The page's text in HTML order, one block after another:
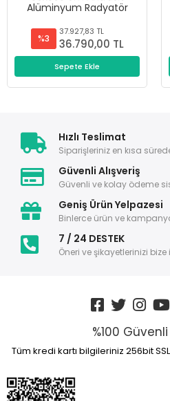
Alüminyum Radyatör
%3
37.927,83 TL
36.790,00 TL
Sepete Ekle
Hızlı Teslimat
Siparişleriniz en kısa
Güvenli Alışveriş
Güvenli ve kolay ödeme
Geniş Ürün Yelpazesi
Binlerce ürün ve
7 / 24 DESTEK
Öneri ve şikayetlerinizi bize
%100
Tüm kredi kartı bilgileriniz 256bit